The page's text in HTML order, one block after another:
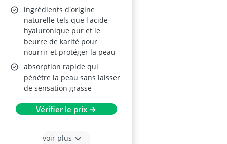
ingrédients d'origine
naturelle tels que l'acide
hyaluronique pur et le
beurre de karité pour
nourrir et protéger la peau
absorption rapide qui
pénètre la peau sans laisser
de sensation grasse
Vérifier le prix →
voir plus